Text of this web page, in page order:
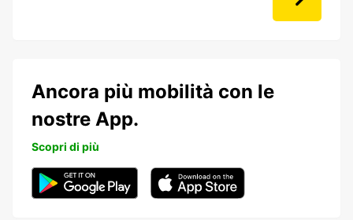
Ancora più mobilità con le
nostre App.
Scopri di più